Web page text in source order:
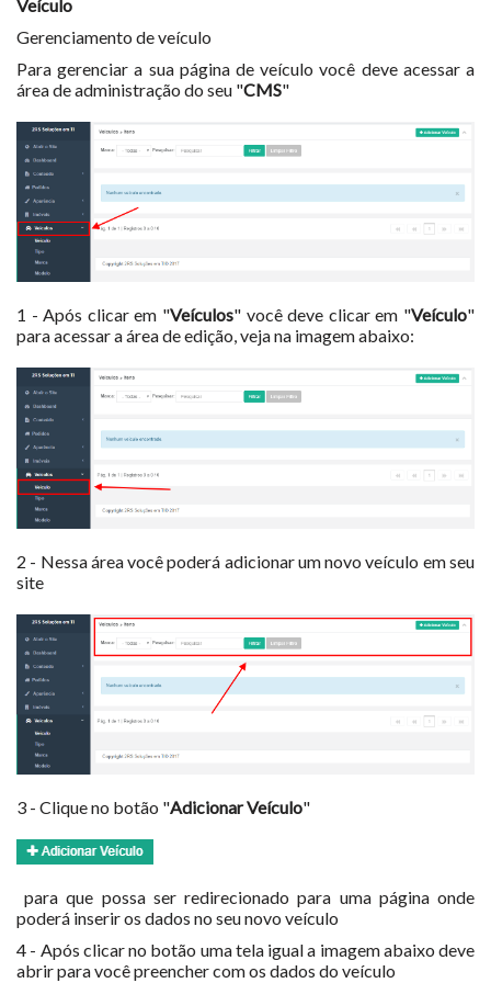
Veículo
Gerenciamento de veículo
Para gerenciar a sua página de veículo você deve acessar a
área de administração do seu "CMS"
1 - Após clicar em "Veículos" você deve clicar em "Veículo"
para acessar a área de edição, veja na imagem abaixo:
2 - Nessa área você poderá adicionar um novo veículo em seu
site
3 - Clique no botão "Adicionar Veículo"
para que possa ser redirecionado para uma página onde
poderá inserir os dados no seu novo veículo
4 - Após clicar no botão uma tela igual a imagem abaixo deve
abrir para você preencher com os dados do veículo